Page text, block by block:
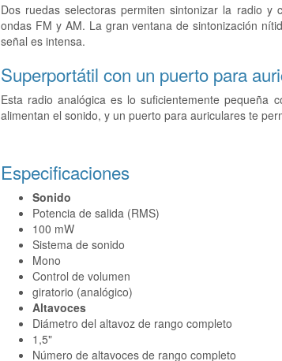
Dos ruedas selectoras permiten sintonizar la radio
ondas FM y AM. La gran ventana de sintonización
señal es intensa.
Superportátil con un puerto para
Esta radio analógica es lo suficientemente
alimentan el sonido, y un puerto para auriculares te
Especificaciones
Sonido
Potencia de salida (RMS)
100 mW
Sistema de sonido
Mono
Control de volumen
giratorio (analógico)
Altavoces
Diámetro del altavoz de rango completo
1,5"
Número de altavoces de rango completo